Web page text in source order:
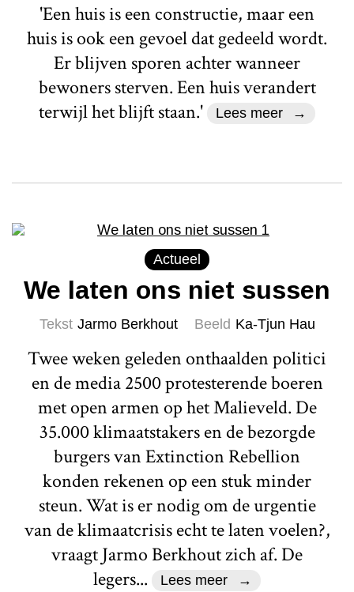
'Een huis is een constructie, maar een
huis is ook een gevoel dat gedeeld wordt.
Er blijven sporen achter wanneer
bewoners sterven. Een huis verandert
terwijl het blijft staan.'
Lees meer
Actueel
We laten ons niet sussen
Tekst Jarmo Berkhout Beeld Ka-Tjun Hau
Twee weken geleden onthaalden politici
en de media 2500 protesterende boeren
met open armen op het Malieveld. De
35.000 klimaatstakers en de bezorgde
burgers van Extinction Rebellion
konden rekenen op een stuk minder
steun. Wat is er nodig om de urgentie
van de klimaatcrisis echt te laten voelen?,
vraagt Jarmo Berkhout zich af. De
legers...
Lees meer